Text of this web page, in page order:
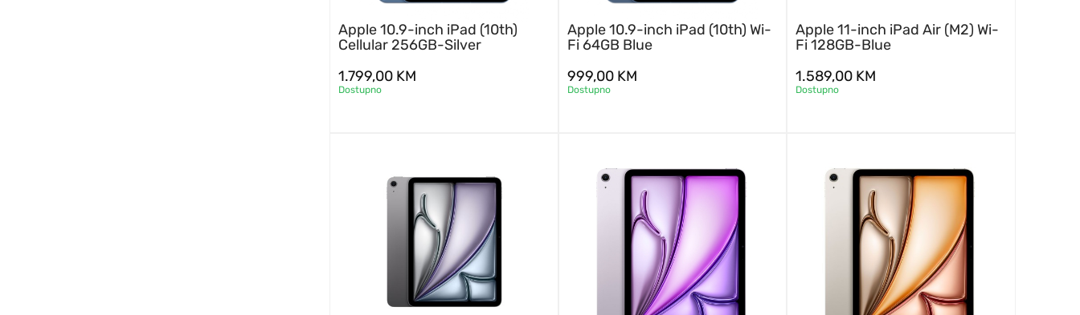
Apple 10.9-inch iPad (10th)
Cellular 256GB-Silver
1.799,00 KM
Dostupno
Apple 10.9-inch iPad (10th) Wi-
Fi 64GB Blue
999,00 KM
Dostupno
Apple 11-inch iPad Air (M2) Wi-
Fi 128GB-Blue
1.589,00 KM
Dostupno